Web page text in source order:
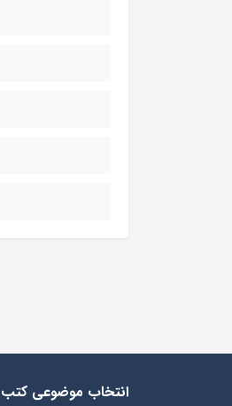
انتخاب​ موضوعي​ کتب